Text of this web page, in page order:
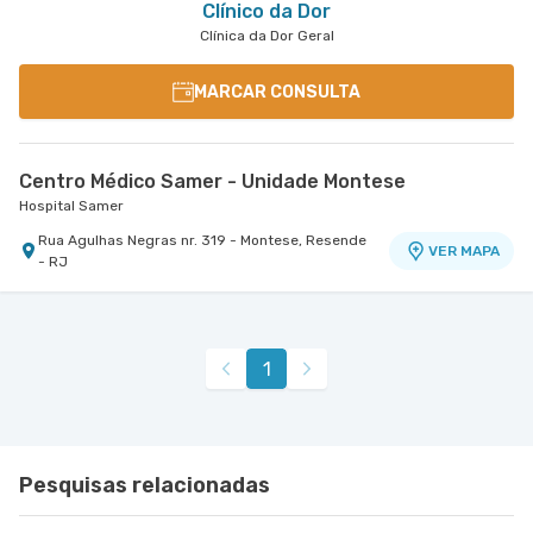
Clínico da Dor
Clínica da Dor Geral
MARCAR CONSULTA
Centro Médico Samer - Unidade Montese
Hospital Samer
Rua Agulhas Negras nr. 319 - Montese, Resende
- RJ
VER MAPA
1
Pesquisas relacionadas